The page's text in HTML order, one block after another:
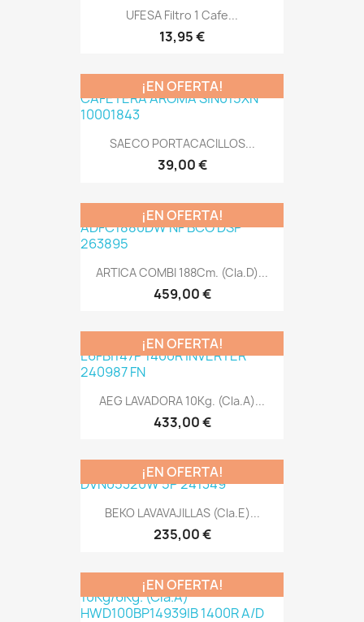
UFESA Filtro 1 Cafe...
13,95 €
SAECO PORTACACILLOS...
39,00 €
¡EN OFERTA!
ARTICA COMBI 188Cm. (Cla.D)...
459,00 €
¡EN OFERTA!
AEG LAVADORA 10Kg. (Cla.A)...
433,00 €
¡EN OFERTA!
BEKO LAVAVAJILLAS (Cla.E)...
235,00 €
¡EN OFERTA!
¡EN OFERTA!